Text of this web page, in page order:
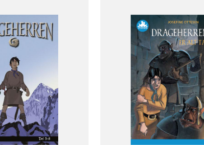
2. klasse 3. klasse 2. klasse 3. klasse 4. klasse 5.
6. klasse
FORMAT
Flergangsbog
9788723540782